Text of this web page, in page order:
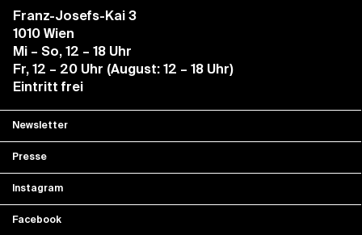
Franz-Josefs-Kai 3
1010 Wien
Mi – So, 12 – 18 Uhr
Fr, 12 – 20 Uhr (August: 12 – 18 Uhr)
Eintritt frei
Newsletter
Presse
Instagram
Facebook